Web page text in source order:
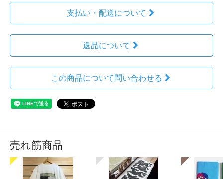
支払い・配送について
返品について
この商品について問い合わせる
売れ筋商品